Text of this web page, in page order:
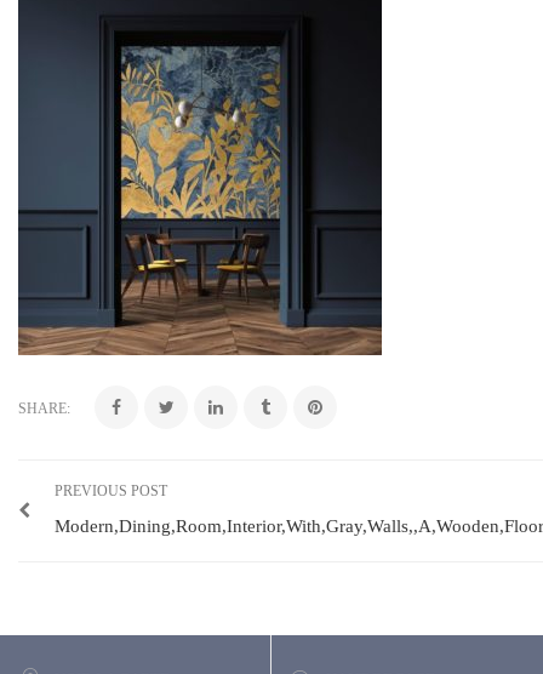
SHARE:
PREVIOUS POST
Modern,Dining,Room,Interior,With,Gray,Walls,,A,Wooden,Floor